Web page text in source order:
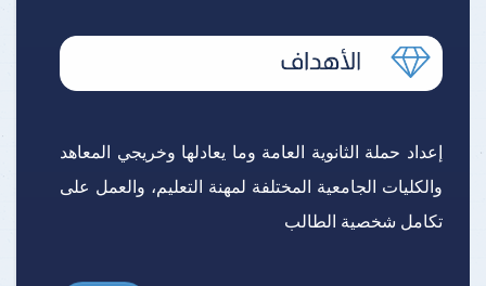
إعداد حملة الثانوية العامة وما يعادلها وخريجي المعاهد
والكليات الجامعية المختلفة لمهنة التعليم، والعمل على
تكامل شخصية الطالب